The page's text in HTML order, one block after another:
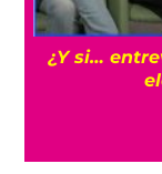
Cíclope: Kit
‘X-Men’